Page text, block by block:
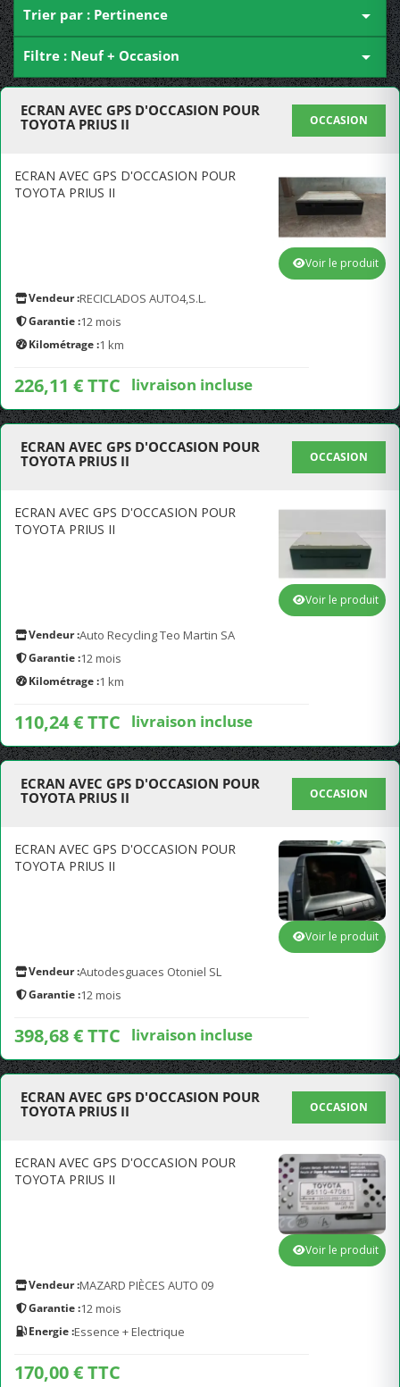
Trier par : Pertinence 
Filtre : Neuf + Occasion 
ECRAN AVEC GPS D'OCCASION POUR
TOYOTA PRIUS II
OCCASION
ECRAN AVEC GPS D'OCCASION POUR
TOYOTA PRIUS II
Vendeur :RECICLADOS AUTO4,S.L.
Garantie :12 mois
Kilométrage :1 km
226,11 € TTC livraison incluse
Voir le produit
ECRAN AVEC GPS D'OCCASION POUR
TOYOTA PRIUS II
OCCASION
ECRAN AVEC GPS D'OCCASION POUR
TOYOTA PRIUS II
Vendeur :Auto Recycling Teo Martin SA
Garantie :12 mois
Kilométrage :1 km
110,24 € TTC livraison incluse
Voir le produit
ECRAN AVEC GPS D'OCCASION POUR
TOYOTA PRIUS II
OCCASION
ECRAN AVEC GPS D'OCCASION POUR
TOYOTA PRIUS II
Vendeur :Autodesguaces Otoniel SL
Garantie :12 mois
398,68 € TTC livraison incluse
Voir le produit
ECRAN AVEC GPS D'OCCASION POUR
TOYOTA PRIUS II
OCCASION
ECRAN AVEC GPS D'OCCASION POUR
TOYOTA PRIUS II
Vendeur :MAZARD PIÈCES AUTO 09
Garantie :12 mois
Energie :Essence + Electrique
170,00 € TTC
Voir le produit